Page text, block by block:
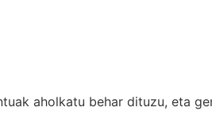
aholkatu behar dituzu, eta